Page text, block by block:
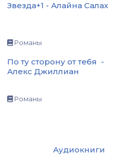
Звезда+1 - Алайна Салах
Романы
По ту сторону от тебя -
Алекс Джиллиан
Романы
Аудиокниги